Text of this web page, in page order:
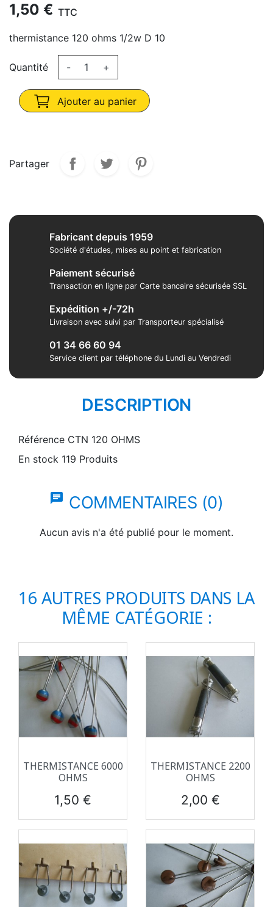
1,50 € TTC
thermistance 120 ohms 1/2w D 10
Quantité - +
Ajouter au panier
Partager
Fabricant depuis 1959
Société d'études, mises au point et fabrication
Paiement sécurisé
Transaction en ligne par Carte bancaire sécurisée SSL
Expédition +/-72h
Livraison avec suivi par Transporteur spécialisé
01 34 66 60 94
Service client par téléphone du Lundi au Vendredi
DESCRIPTION
Référence CTN 120 OHMS
En stock 119 Produits
chat COMMENTAIRES (0)
Aucun avis n'a été publié pour le moment.
16 AUTRES PRODUITS DANS LA
MÊME CATÉGORIE :
THERMISTANCE 6000
OHMS
Prix
1,50 €
THERMISTANCE 2200
OHMS
Prix
2,00 €